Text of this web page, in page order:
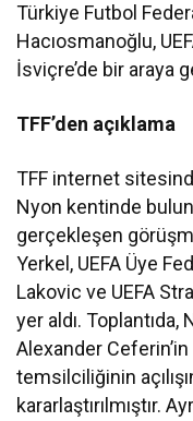
Türkiye Futbol
Hacıosmanoğlu,
İsviçre’de bir araya
TFF’den açıklama
TFF internet
Nyon kentinde
gerçekleşen
Yerkel, UEFA Üye
Lakovic ve UEFA
yer aldı. Toplantıda,
Alexander Ceferin’in
temsilciliğinin
kararlaştırılmıştır.